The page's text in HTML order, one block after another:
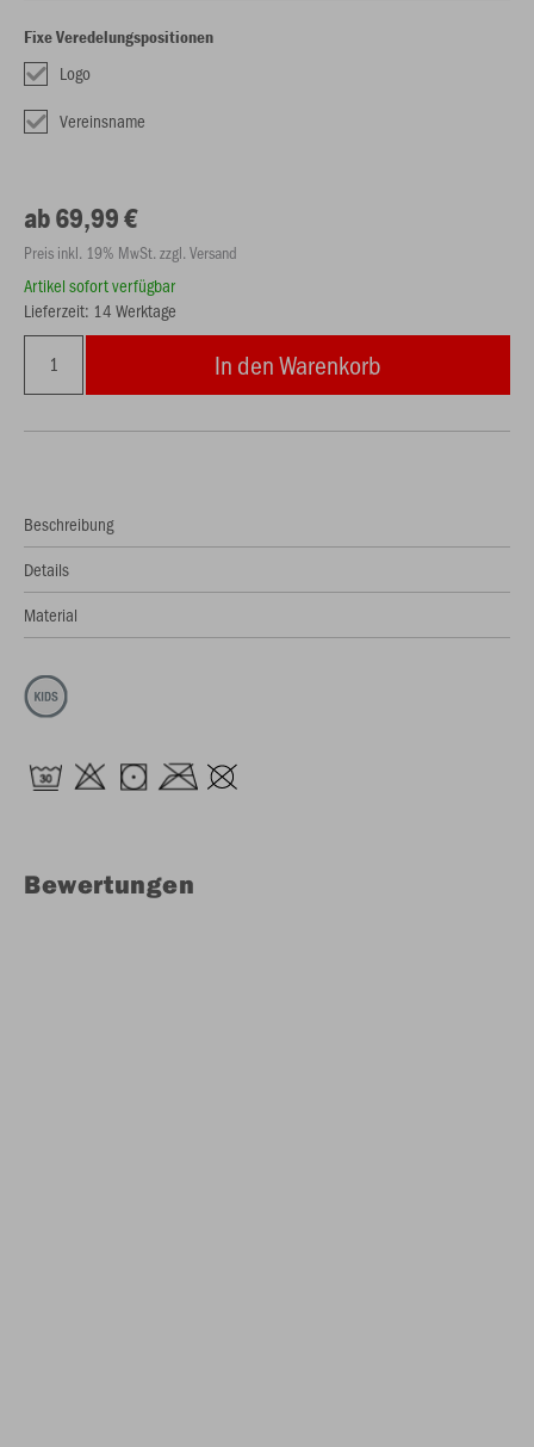
Fixe Veredelungspositionen
Logo
Vereinsname
ab 69,99 €
Preis inkl. 19% MwSt. zzgl. Versand
Artikel sofort verfügbar
Lieferzeit: 14 Werktage
In den Warenkorb
Beschreibung
Details
Material
Bewertungen